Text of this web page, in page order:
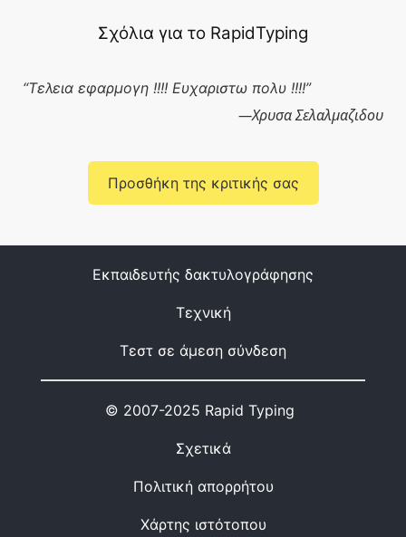
Σχόλια για το RapidTyping
Τελεια εφαρμογη !!!! Ευχαριστω πολυ !!!!
Χρυσα Σελαλμαζιδου
Προσθήκη της κριτικής σας
Εκπαιδευτής δακτυλογράφησης
Τεχνική
Τεστ σε άμεση σύνδεση
© 2007-2025 Rapid Typing
Σχετικά
Πολιτική απορρήτου
Χάρτης ιστότοπου